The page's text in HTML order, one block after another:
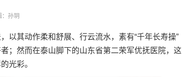
：孙玥
以其动作柔和舒展、行云流水，素有“千年长寿操”
；然而在泰山脚下的山东省第二荣军优抚医院，这
光彩。